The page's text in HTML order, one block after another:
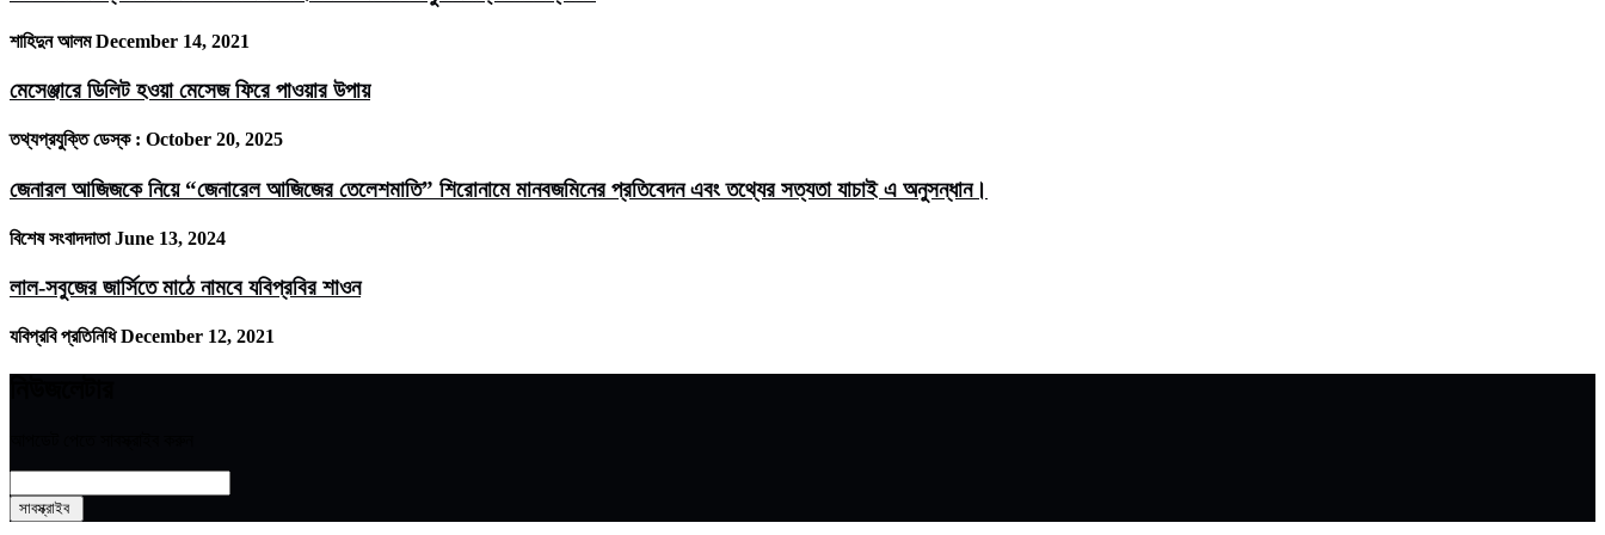
শাহিদুন আলমDecember 14, 2021
মেসেঞ্জারে ডিলিট হওয়া মেসেজ ফিরে পাওয়ার উপায়
তথ্যপ্রযুক্তি ডেস্ক : October 20, 2025
জেনারল আজিজকে নিয়ে “জেনারেল আজিজের তেলেশমাতি” শিরোনামে মানবজমিনের প্রতিবেদন এবং তথ্যের সত্যতা যাচাই এ অনুসন্ধান।
বিশেষ সংবাদদাতাJune 13, 2024
লাল-সবুজের জার্সিতে মাঠে নামবে যবিপ্রবির শাওন
যবিপ্রবি প্রতিনিধিDecember 12, 2021